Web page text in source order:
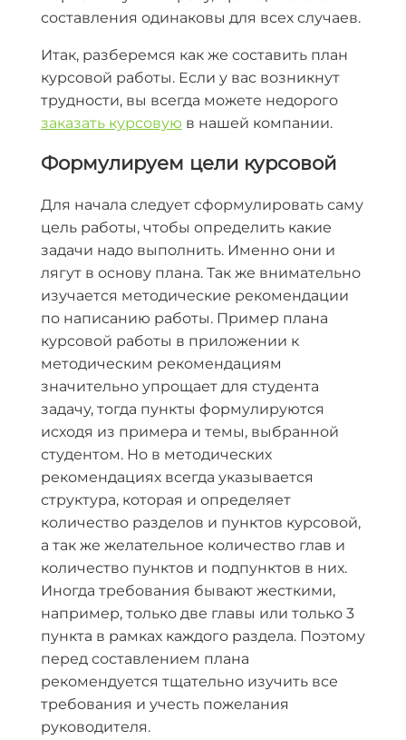
составления одинаковы для всех случаев.
Итак, разберемся как же составить план
курсовой работы. Если у вас возникнут
трудности, вы всегда можете недорого
заказать курсовую в нашей компании.
Формулируем цели курсовой
Для начала следует сформулировать саму
цель работы, чтобы определить какие
задачи надо выполнить. Именно они и
лягут в основу плана. Так же внимательно
изучается методические рекомендации
по написанию работы. Пример плана
курсовой работы в приложении к
методическим рекомендациям
значительно упрощает для студента
задачу, тогда пункты формулируются
исходя из примера и темы, выбранной
студентом. Но в методических
рекомендациях всегда указывается
структура, которая и определяет
количество разделов и пунктов курсовой,
а так же желательное количество глав и
количество пунктов и подпунктов в них.
Иногда требования бывают жесткими,
например, только две главы или только 3
пункта в рамках каждого раздела. Поэтому
перед составлением плана
рекомендуется тщательно изучить все
требования и учесть пожелания
руководителя.